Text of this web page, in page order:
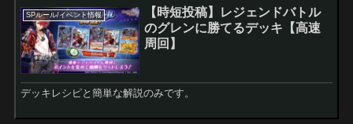
SPルール/イベント情報
【時短投稿】レジェンドバトル
のグレンに勝てるデッキ【高速
周回】
デッキレシピと簡単な解説のみです。